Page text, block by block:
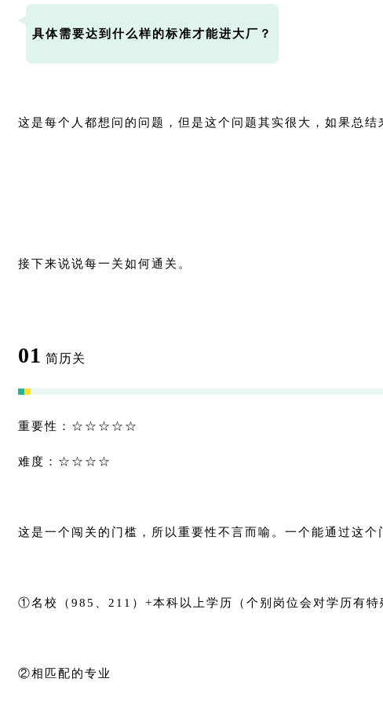
具体需要达到什么样的标准才能进大厂？
这是每个人都想问的问题，但是这个问题其实很大，如果总
接下来说说每一关如何通关。
01 简历关
重要性：☆☆☆☆☆
难度：☆☆☆☆
这是一个闯关的门槛，所以重要性不言而喻。一个能通过这个
①名校（985、211）+本科以上学历（个别岗位会对学历有特
②相匹配的专业